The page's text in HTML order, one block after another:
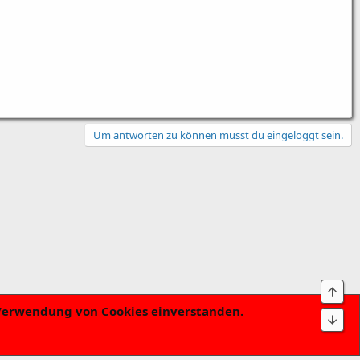
Um antworten zu können musst du eingeloggt sein.
Regeln Datenschutzerklärung Hilfe Startseite
von Cookies einverstanden.